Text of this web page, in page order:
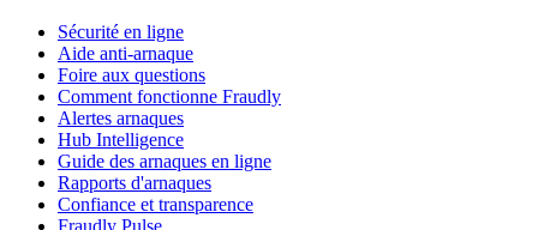
Sécurité en ligne
Aide anti-arnaque
Foire aux questions
Comment fonctionne Fraudly
Alertes arnaques
Hub Intelligence
Guide des arnaques en ligne
Rapports d'arnaques
Confiance et transparence